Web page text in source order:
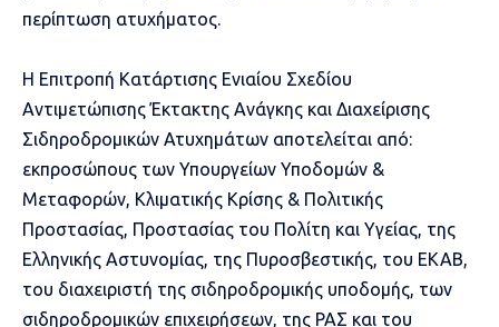
περίπτωση ατυχήματος.
Η Επιτροπή Κατάρτισης Ενιαίου Σχεδίου
Αντιμετώπισης Έκτακτης Ανάγκης και Διαχείρισης
Σιδηροδρομικών Ατυχημάτων αποτελείται από:
εκπροσώπους των Υπουργείων Υποδομών &
Μεταφορών, Κλιματικής Κρίσης & Πολιτικής
Προστασίας, Προστασίας του Πολίτη και Υγείας, της
Ελληνικής Αστυνομίας, της Πυροσβεστικής, του ΕΚΑΒ,
του διαχειριστή της σιδηροδρομικής υποδομής, των
σιδηροδρομικών επιχειρήσεων, της ΡΑΣ και του